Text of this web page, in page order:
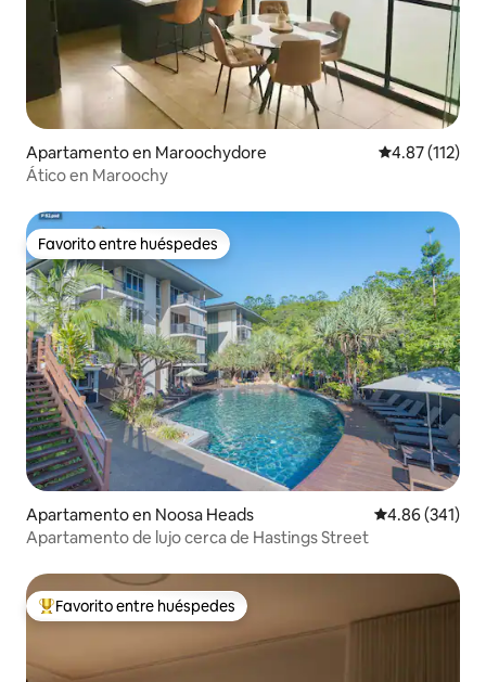
Apartamento en Maroochydore Calificación
4.87 (112)
Ático en Maroochy
Favorito entre huéspedes
Favorito entre huéspedes
Apartamento en Noosa Heads Calificación
4.86 (341)
Apartamento de lujo cerca de Hastings Street
Favorito entre huéspedes preferido
Favorito entre huéspedes